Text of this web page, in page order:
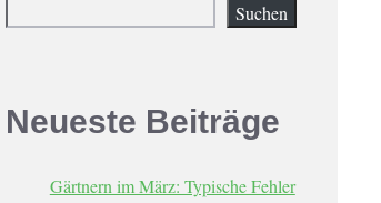
Suchen
Neueste Beiträge
Gärtnern im März: Typische Fehler